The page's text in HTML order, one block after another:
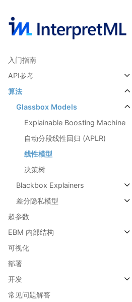
入门指南
API参考
算法
Glassbox Models
Explainable Boosting Machine
自动分段线性回归 (APLR)
线性模型
决策树
Blackbox Explainers
差分隐私模型
超参数
EBM 内部结构
可视化
部署
开发
常见问题解答